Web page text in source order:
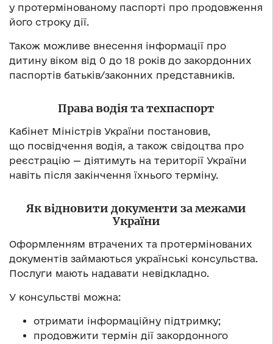
у протермінованому паспорті про продовження
його строку дії.
Також можливе внесення інформації про
дитину віком від 0 до 18 років до закордонних
паспортів батьків/законних представників.
Права водія та техпаспорт
Кабінет Міністрів України постановив,
що посвідчення водія, а також свідоцтва про
реєстрацію — діятимуть на території України
навіть після закінчення їхнього терміну.
Як відновити документи за межами
України
Оформленням втрачених та протермінованих
документів займаються українські консульства.
Послуги мають надавати невідкладно.
У консульстві можна:
отримати інформаційну підтримку;
продовжити термін дії закордонного